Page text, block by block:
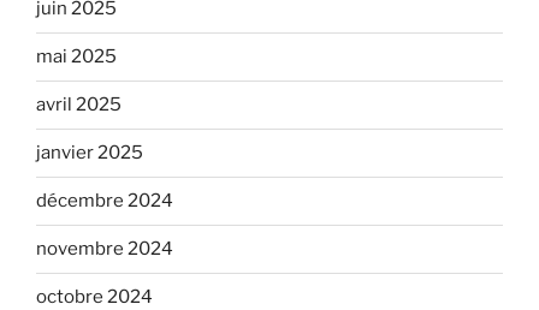
juin 2025
mai 2025
avril 2025
janvier 2025
décembre 2024
novembre 2024
octobre 2024